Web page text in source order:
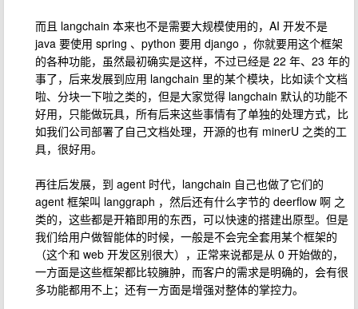
而且 langchain 本来也不是需要大规模使用的，AI 开发不是
java 要使用 spring 、python 要用 django ，你就要用这个框架
的各种功能，虽然最初确实是这样，不过已经是 22 年、23 年的
事了，后来发展到应用 langchain 里的某个模块，比如读个文档
啦、分块一下啦之类的，但是大家觉得 langchain 默认的功能不
好用，只能做玩具，所有后来这些事情有了单独的处理方式，比
如我们公司部署了自己文档处理，开源的也有 minerU 之类的工
具，很好用。
再往后发展，到 agent 时代，langchain 自己也做了它们的
agent 框架叫 langgraph ，然后还有什么字节的 deerflow 啊 之
类的，这些都是开箱即用的东西，可以快速的搭建出原型。但是
我们给用户做智能体的时候，一般是不会完全套用某个框架的
（这个和 web 开发区别很大），正常来说都是从 0 开始做的，
一方面是这些框架都比较臃肿，而客户的需求是明确的，会有很
多功能都用不上；还有一方面是增强对整体的掌控力。